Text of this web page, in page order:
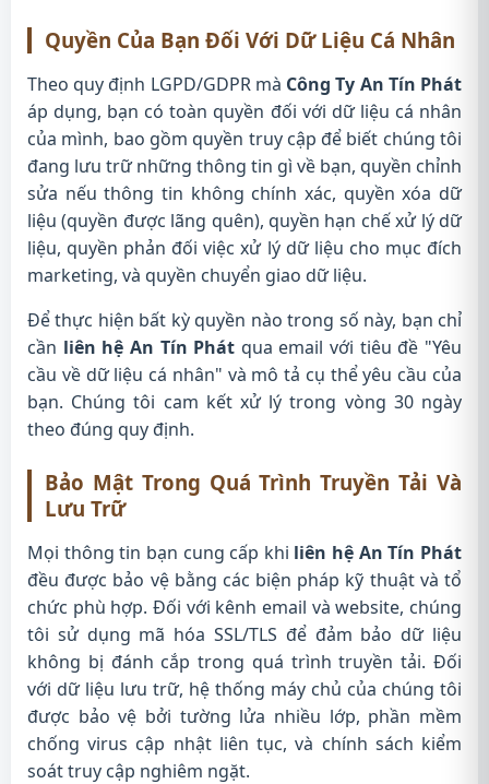
Quyền Của Bạn Đối Với Dữ Liệu Cá Nhân
Theo quy định LGPD/GDPR mà Công Ty An Tín Phát
áp dụng, bạn có toàn quyền đối với dữ liệu cá nhân
của mình, bao gồm quyền truy cập để biết chúng tôi
đang lưu trữ những thông tin gì về bạn, quyền chỉnh
sửa nếu thông tin không chính xác, quyền xóa dữ
liệu (quyền được lãng quên), quyền hạn chế xử lý dữ
liệu, quyền phản đối việc xử lý dữ liệu cho mục đích
marketing, và quyền chuyển giao dữ liệu.
Để thực hiện bất kỳ quyền nào trong số này, bạn chỉ
cần liên hệ An Tín Phát qua email với tiêu đề "Yêu
cầu về dữ liệu cá nhân" và mô tả cụ thể yêu cầu của
bạn. Chúng tôi cam kết xử lý trong vòng 30 ngày
theo đúng quy định.
Bảo Mật Trong Quá Trình Truyền Tải Và
Lưu Trữ
Mọi thông tin bạn cung cấp khi liên hệ An Tín Phát
đều được bảo vệ bằng các biện pháp kỹ thuật và tổ
chức phù hợp. Đối với kênh email và website, chúng
tôi sử dụng mã hóa SSL/TLS để đảm bảo dữ liệu
không bị đánh cắp trong quá trình truyền tải. Đối
với dữ liệu lưu trữ, hệ thống máy chủ của chúng tôi
được bảo vệ bởi tường lửa nhiều lớp, phần mềm
chống virus cập nhật liên tục, và chính sách kiểm
soát truy cập nghiêm ngặt.